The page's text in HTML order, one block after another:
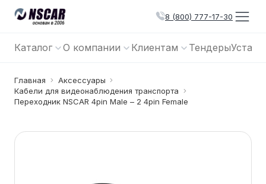
8 (800) 777-17-30
Каталог О компании Клиентам Тендеры
Главная
Аксессуары
Кабели для видеонаблюдения транспорта
Переходник NSCAR 4pin Male – 2 4pin Female